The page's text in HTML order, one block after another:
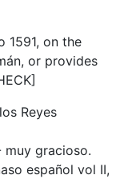
1591, on the
or provides
Reyes
muy gracioso.
español vol II,